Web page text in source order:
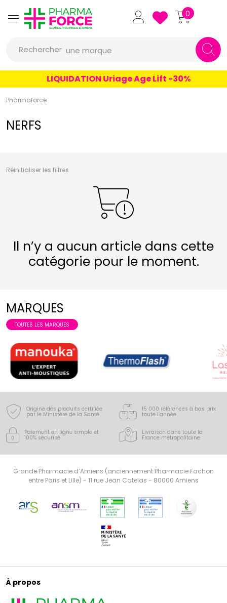
Pharmaforce Grande Pharmacie
0
Rechercher
un conseil
un produit
une marque
LIQUIDATION Uriage Age Lift -30%
Pharmaforce
NERFS
Réinitialiser les filtres
Il n’y a aucun article dans cette
catégorie pour le moment.
MARQUES
TOUTES LES MARQUES
Origine des produits certifiée
par le Ministère de la Santé
15 000 références à bas prix
toute l’année
Paiement en ligne simple et
100% sécurisé
Livraison dans toute la
France métropolitaine
Grande Pharmacie d’Amiens (anciennement Pharmacie Fachon
entre Paris et Lille) - 11 rue Jean Catelas - 80000 Amiens
À propos